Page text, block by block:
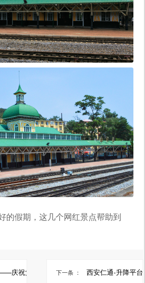
的假期，这几个网红景点帮助到
庆祝党成立1... 下一条 ： 西安仁通-升降平